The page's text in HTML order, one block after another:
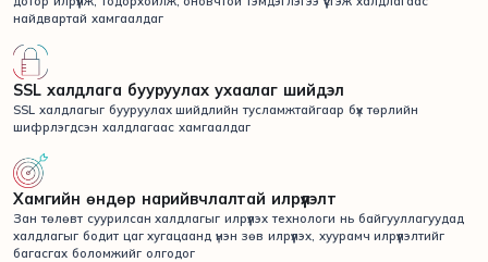
найдвартай хамгаалдаг
SSL халдлагa бууруулах ухаалаг шийдэл
SSL халдлагыг бууруулах шийдлийн тусламжтайгаар бүх төрлийн
шифрлэгдсэн халдлагаас хамгаалдаг
Хамгийн өндөр нарийвчлалтай илрүүлэлт
Зан төлөвт суурилсан халдлагыг илрүүлэх технологи нь байгууллагуудад
халдлагыг бодит цаг хугацаанд үнэн зөв илрүүлэх, хуурамч илрүүлэлтийг
багасгах боломжийг олгодог